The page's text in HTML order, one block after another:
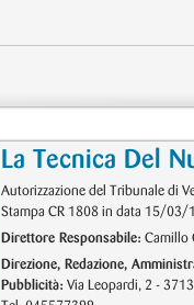
La Tecnica Del
Autorizzazione del Tribunale di
Stampa CR 1808 in data 15/03/
Direttore Responsabile: Camillo
Direzione, Redazione,
Pubblicità: Via Leopardi, 2 -